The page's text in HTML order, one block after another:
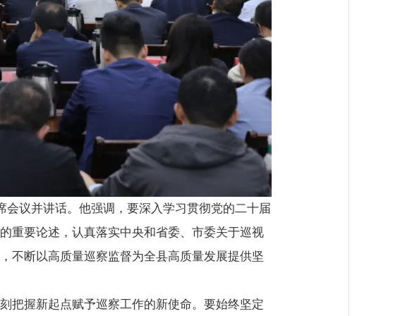
议并讲话。他强调，要深入学习贯彻党的二十届
重要论述，认真落实中央和省委、市委关于巡视
不断以高质量巡察监督为全县高质量发展提供坚
把握新起点赋予巡察工作的新使命。要始终坚定